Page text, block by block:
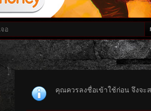
คุณควรลงชื่อเข้าใช้ก่อน จึงจะ